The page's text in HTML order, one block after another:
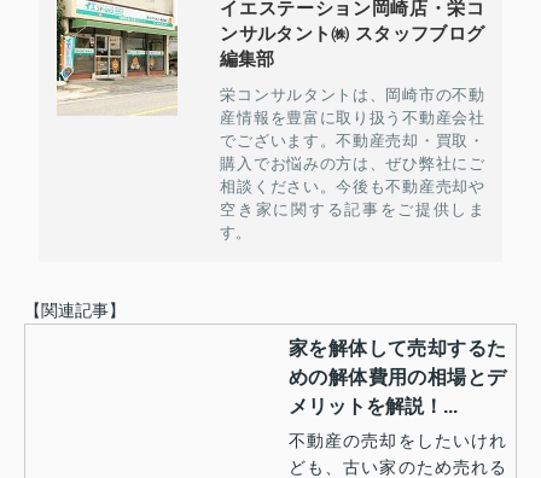
イエステーション岡崎店・栄コ
ンサルタント㈱ スタッフブログ
編集部
栄コンサルタントは、岡崎市の不動
産情報を豊富に取り扱う不動産会社
でございます。不動産売却・買取・
購入でお悩みの方は、ぜひ弊社にご
相談ください。今後も不動産売却や
空き家に関する記事をご提供しま
す。
【関連記事】
家を解体して売却するた
めの解体費用の相場とデ
メリットを解説！...
不動産の売却をしたいけれ
ども、古い家のため売れる